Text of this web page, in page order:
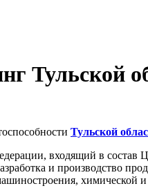
Тульской
Тульской
входящий в
и производство